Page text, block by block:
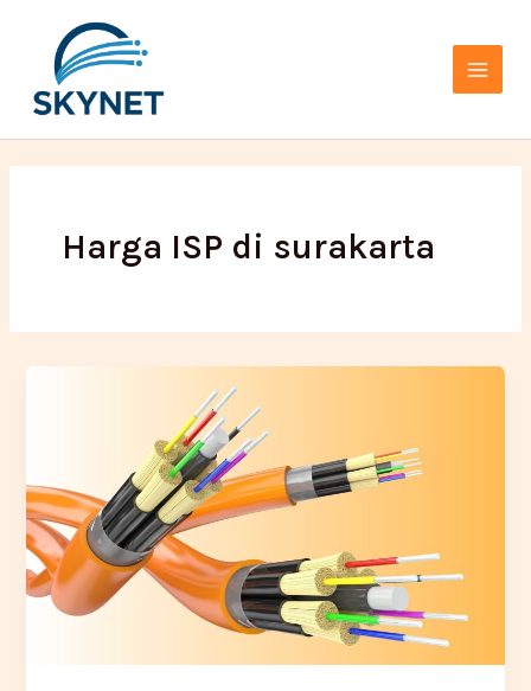
konten
Menu
Harga ISP di surakarta